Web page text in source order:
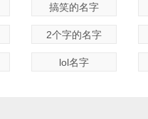
搞笑的名字
2个字的名字
lol名字